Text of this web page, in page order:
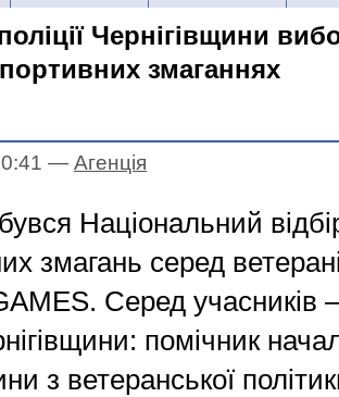
Чернігівщини
змаганнях
— Агенцiя
Національний
змагань серед
Серед учасників
помічник
з ветеранської